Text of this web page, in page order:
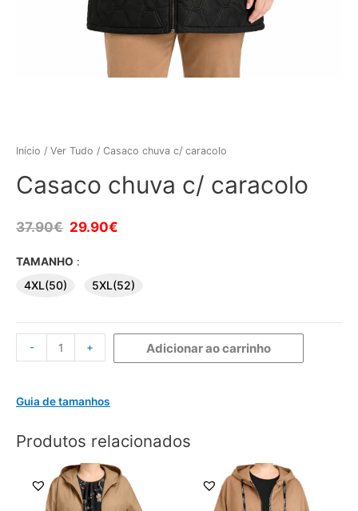
Início / Ver Tudo / Casaco chuva c/ caracolo
Casaco chuva c/ caracolo
37.90€ 29.90€
TAMANHO :
4XL(50) 5XL(52)
- + Adicionar ao carrinho
Guia de tamanhos
Produtos relacionados